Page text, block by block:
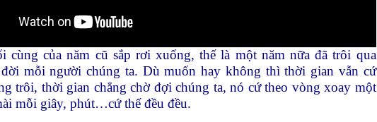
cùng của năm cũ sắp rơi xuống, thế là một năm nữa đã trôi qua
mỗi người chúng ta. Dù muốn hay không thì thời gian vẫn cứ
trôi, thời gian chẳng chờ đợi chúng ta, nó cứ theo vòng xoay một
mỗi giây, phút…cứ thế đều đều.